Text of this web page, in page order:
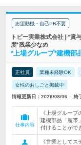
志望動機・自己PR不要
トピー実業株式会社 | *賞
度*残業少なめ
*上場グループ*建機部
正社員 業種未経験OK
女性のおしごと掲載中
情報更新日：2026/08/06 終
仕事内容
《上場グルー
建機部品「履帯
付けることがで
《営業として